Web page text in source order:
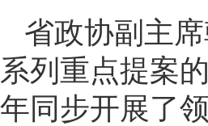
省政协副主
系列重点提案
年同步开展了